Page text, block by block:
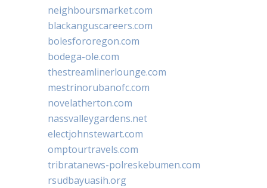
neighboursmarket.com
blackanguscareers.com
bolesfororegon.com
bodega-ole.com
thestreamlinerlounge.com
mestrinorubanofc.com
novelatherton.com
nassvalleygardens.net
electjohnstewart.com
omptourtravels.com
tribratanews-polreskebumen.com
rsudbayuasih.org